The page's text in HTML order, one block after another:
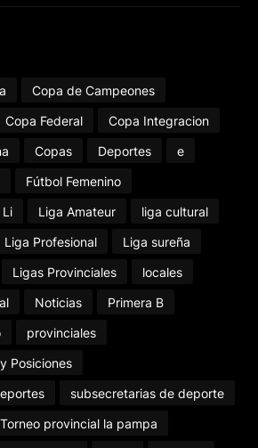
Copa de Campeones
Copa Federal
Copa Integracion
Copas Deportes
e
Fútbol Femenino
Li Liga Amateur
liga cultural
Liga Profesional
Liga sureña
Ligas Provinciales
locales
Noticias
Primera B
provinciales
Posiciones
subsecretarias de deporte
Torneo provincial la pampa